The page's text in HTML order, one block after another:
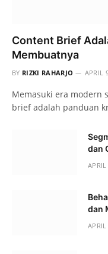
Content Brief
Membuatnya
BY RIZKI RAHARJO APRIL
Memasuki era modern
brief adalah panduan
dan
dan